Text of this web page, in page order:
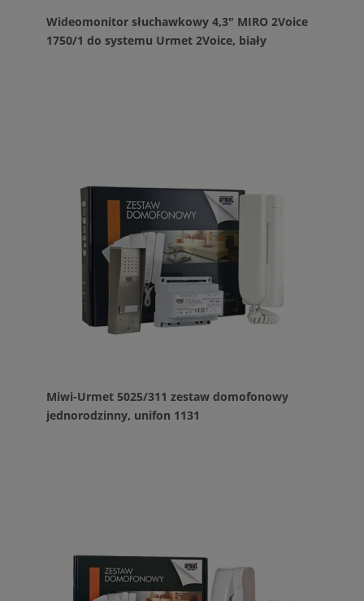
Wideomonitor słuchawkowy 4,3" MIRO 2Voice
1750/1 do systemu Urmet 2Voice, biały
Miwi-Urmet 5025/311 zestaw domofonowy
jednorodzinny, unifon 1131